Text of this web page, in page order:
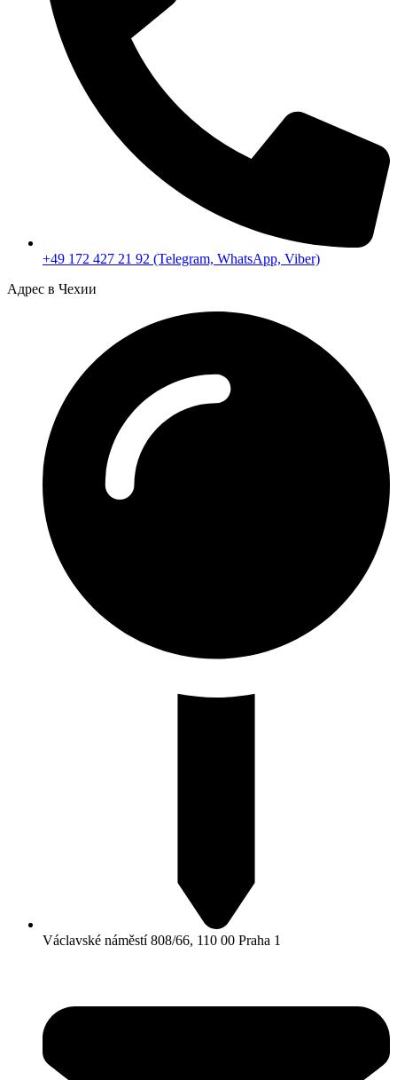
+49 172 427 21 92 (Telegram, WhatsApp, Viber)
Адрес в Чехии
Václavské náměstí 808/66, 110 00 Praha 1